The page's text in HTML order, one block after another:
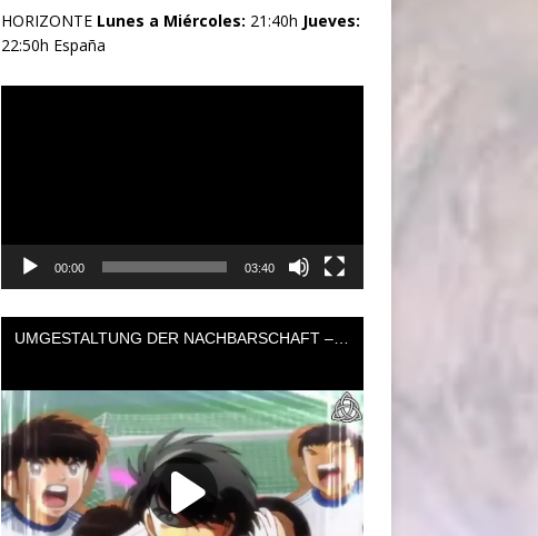
HORIZONTE Lunes a Miércoles: 21:40h Jueves:
22:50h España
00:00 03:40